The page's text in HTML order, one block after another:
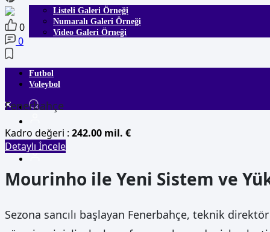
Listeli Galeri Örneği
Numaralı Galeri Örneği
Video Galeri Örneği
Futbol
Voleybol
0
0
Fenerbahçe
Kadro değeri : 242.00 mil. €
Detaylı İncele
Mourinho ile Yeni Sistem ve
Sezona sancılı başlayan Fenerbahçe, teknik